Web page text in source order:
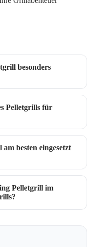
besonders
Pelletgrills für
besten eingesetzt
Pelletgrill im